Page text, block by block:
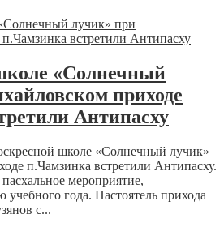
«Солнечный
приходе
Антипасху
школе «Солнечный лучик»
п.Чамзинка встретили Антипасху.
мероприятие,
года. Настоятель прихода
с...